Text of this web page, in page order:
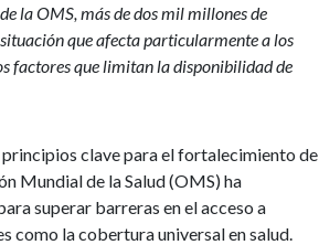
la OMS, más de dos mil millones de
que afecta particularmente a los
factores que limitan la disponibilidad de
principios clave para el fortalecimiento de
Mundial de la Salud (OMS) ha
superar barreras en el acceso a
como la cobertura universal en salud.